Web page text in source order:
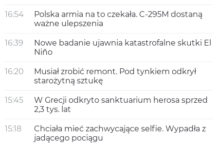
16:54
Polska armia na to czekała. C-295M dostaną
ważne ulepszenia
16:39
Nowe badanie ujawnia katastrofalne skutki El
Niño
16:20
Musiał zrobić remont. Pod tynkiem odkrył
starożytną sztukę
15:45
W Grecji odkryto sanktuarium herosa sprzed
2,3 tys. lat
15:18
Chciała mieć zachwycające selfie. Wypadła z
jadącego pociągu